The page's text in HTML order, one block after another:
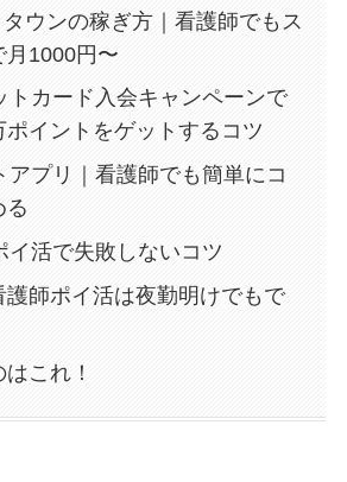
ウンの稼ぎ方｜看護師でもス
月1000円〜
トカード入会キャンペーンで
ポイントをゲットするコツ
アプリ｜看護師でも簡単にコ
る
イ活で失敗しないコツ
護師ポイ活は夜勤明けでもで
これ！